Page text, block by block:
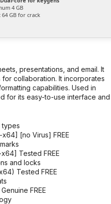
4 GB
64 GB for crack
presentations, and email. It
collaboration. It incorporates
capabilities. Used in
for its easy-to-use interface and
types
[no Virus] FREE
Tested FREE
and locks
Tested FREE
FREE